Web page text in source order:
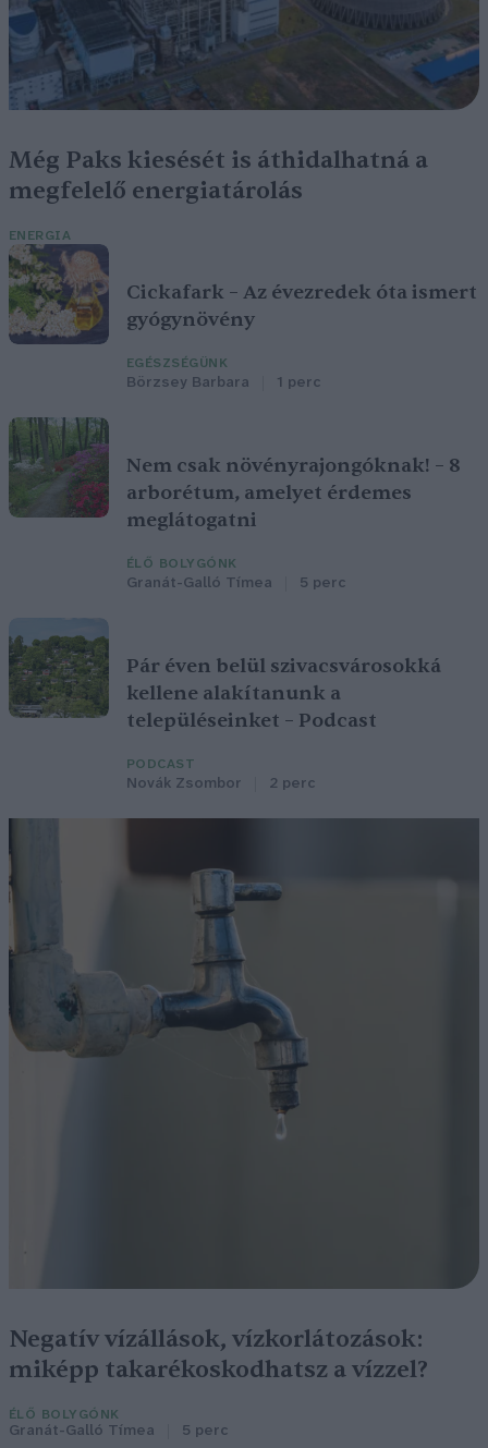
Még Paks kiesését is áthidalhatná a
megfelelő energiatárolás
ENERGIA
Cickafark – Az évezredek óta ismert
gyógynövény
EGÉSZSÉGÜNK
Börzsey Barbara 1 perc
Nem csak növényrajongóknak! – 8
arborétum, amelyet érdemes
meglátogatni
ÉLŐ BOLYGÓNK
Granát-Galló Tímea 5 perc
Pár éven belül szivacsvárosokká
kellene alakítanunk a
településeinket – Podcast
PODCAST
Novák Zsombor 2 perc
Negatív vízállások, vízkorlátozások:
miképp takarékoskodhatsz a vízzel?
ÉLŐ BOLYGÓNK
Granát-Galló Tímea 5 perc